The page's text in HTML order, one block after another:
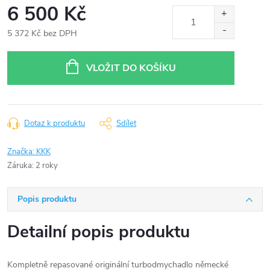
6 500 Kč
5 372 Kč bez DPH
VLOŽIT DO KOŠÍKU
Dotaz k produktu Sdílet
Značka: KKK
Záruka: 2 roky
Popis produktu
Detailní popis produktu
Kompletně repasované originální turbodmychadlo německé